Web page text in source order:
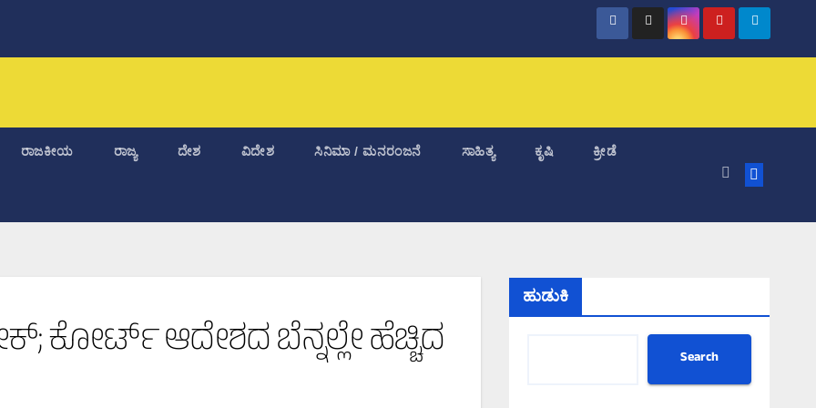
ರಾಜಕೀಯ ರಾಜ್ಯ ದೇಶ ವಿದೇಶ ಸಿನಿಮಾ / ಮನರಂಜನೆ ಸಾಹಿತ್ಯ ಕೃಷಿ ಕ್ರೀಡೆ
ಕೋರ್ಟ್ ಆದೇಶದ ಬೆನ್ನಲ್ಲೇ ಹೆಚ್ಚಿದ
ಹುಡುಕಿ
Search